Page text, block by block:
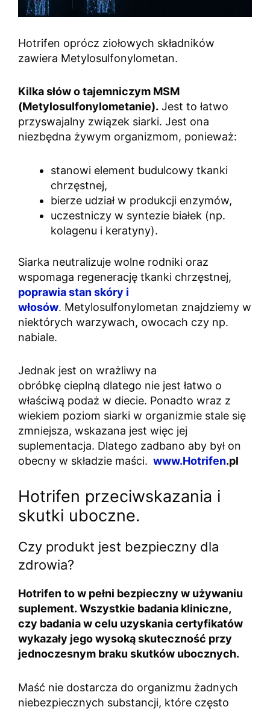
Hotrifen oprócz ziołowych składników
zawiera Metylosulfonylometan.
Kilka słów o tajemniczym MSM
(Metylosulfonylometanie). Jest to łatwo
przyswajalny związek siarki. Jest ona
niezbędna żywym organizmom, ponieważ:
stanowi element budulcowy tkanki
chrzęstnej,
bierze udział w produkcji enzymów,
uczestniczy w syntezie białek (np.
kolagenu i keratyny).
Siarka neutralizuje wolne rodniki oraz
wspomaga regenerację tkanki chrzęstnej,
poprawia stan skóry i
włosów. Metylosulfonylometan znajdziemy w
niektórych warzywach, owocach czy np.
nabiale.
Jednak jest on wrażliwy na
obróbkę cieplną dlatego nie jest łatwo o
właściwą podaż w diecie. Ponadto wraz z
wiekiem poziom siarki w organizmie stale się
zmniejsza, wskazana jest więc jej
suplementacja. Dlatego zadbano aby był on
obecny w składzie maści. www.Hotrifen.pl
Hotrifen przeciwskazania i
skutki uboczne.
Czy produkt jest bezpieczny dla
zdrowia?
Hotrifen to w pełni bezpieczny w używaniu
suplement. Wszystkie badania kliniczne,
czy badania w celu uzyskania certyfikatów
wykazały jego wysoką skuteczność przy
jednoczesnym braku skutków ubocznych.
Maść nie dostarcza do organizmu żadnych
niebezpiecznych substancji, które często